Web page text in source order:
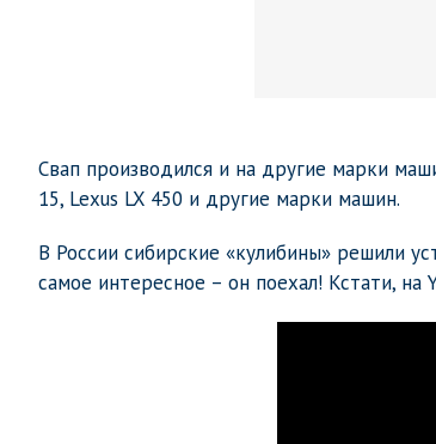
Свап производился и на другие марки
15, Lexus LX 450 и другие марки машин.
В России сибирские «кулибины» решили
самое интересное – он поехал! Кстати,